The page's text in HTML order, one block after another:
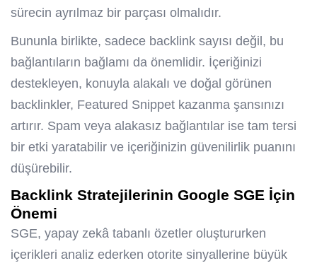
sürecin ayrılmaz bir parçası olmalıdır.
Bununla birlikte, sadece backlink sayısı değil, bu
bağlantıların bağlamı da önemlidir. İçeriğinizi
destekleyen, konuyla alakalı ve doğal görünen
backlinkler, Featured Snippet kazanma şansınızı
artırır. Spam veya alakasız bağlantılar ise tam tersi
bir etki yaratabilir ve içeriğinizin güvenilirlik puanını
düşürebilir.
Backlink Stratejilerinin Google SGE İçin
Önemi
SGE, yapay zekâ tabanlı özetler oluştururken
içerikleri analiz ederken otorite sinyallerine büyük